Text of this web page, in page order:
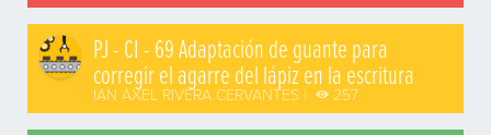
PJ - CI - 69 Adaptación de guante para
corregir el agarre del lápiz en la escritura
IAN AXEL RIVERA CERVANTES | 257